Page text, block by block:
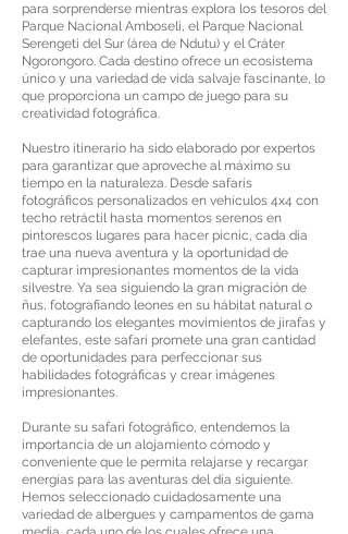
para sorprenderse mientras explora los tesoros del
Parque Nacional Amboseli, el Parque Nacional
Serengeti del Sur (área de Ndutu) y el Cráter
Ngorongoro. Cada destino ofrece un ecosistema
único y una variedad de vida salvaje fascinante, lo
que proporciona un campo de juego para su
creatividad fotográfica.
Nuestro itinerario ha sido elaborado por expertos
para garantizar que aproveche al máximo su
tiempo en la naturaleza. Desde safaris
fotográficos personalizados en vehículos 4x4 con
techo retráctil hasta momentos serenos en
pintorescos lugares para hacer picnic, cada día
trae una nueva aventura y la oportunidad de
capturar impresionantes momentos de la vida
silvestre. Ya sea siguiendo la gran migración de
ñus, fotografiando leones en su hábitat natural o
capturando los elegantes movimientos de jirafas y
elefantes, este safari promete una gran cantidad
de oportunidades para perfeccionar sus
habilidades fotográficas y crear imágenes
impresionantes.
Durante su safari fotográfico, entendemos la
importancia de un alojamiento cómodo y
conveniente que le permita relajarse y recargar
energías para las aventuras del día siguiente.
Hemos seleccionado cuidadosamente una
variedad de albergues y campamentos de gama